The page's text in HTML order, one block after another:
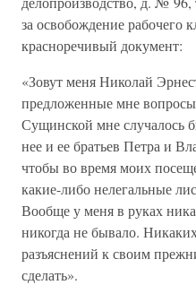
за освобождение рабочего
красноречивый документ:
«Зовут меня Николай
предложенные мне
Сущинской мне случалось
нее и ее братьев Петра и
чтобы во время моих
какие-либо нелегальные
Вообще у меня в руках
никогда не бывало.
разъяснений к своим
сделать».